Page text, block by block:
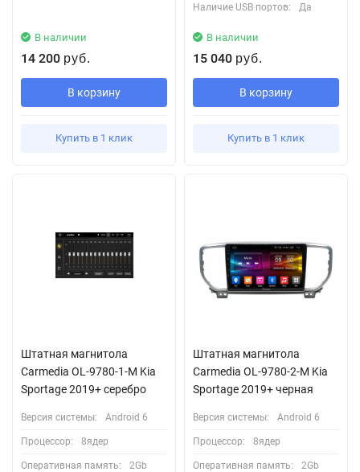
В наличии
14 200 руб.
В корзину
Купить в 1 клик
Наличие USB портов: Да
В наличии
15 040 руб.
В корзину
Купить в 1 клик
Штатная магнитола
Carmedia OL-9780-1-M Kia
Sportage 2019+ серебро
Версия системы: Android 6
Процессор: 8ядер
Оперативная память: 2Gb
Штатная магнитола
Carmedia OL-9780-2-M Kia
Sportage 2019+ черная
Версия системы: Android 6
Процессор: 8ядер
Оперативная память: 2Gb